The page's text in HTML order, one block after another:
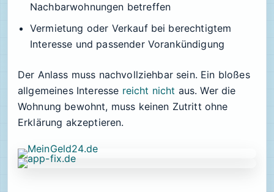
Nachbarwohnungen betreffen
Vermietung oder Verkauf bei berechtigtem
Interesse und passender Vorankündigung
Der Anlass muss nachvollziehbar sein. Ein bloßes
allgemeines Interesse reicht nicht aus. Wer die
Wohnung bewohnt, muss keinen Zutritt ohne
Erklärung akzeptieren.